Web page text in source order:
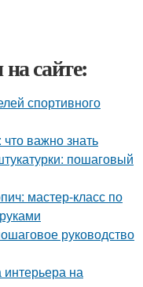
сайте:
спортивного
важно знать
пошаговый
мастер-класс по
руководство
на